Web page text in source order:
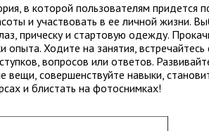
в которой пользователям придется
и участвовать в ее личной жизни.
прическу и стартовую одежду.
опыта. Ходите на занятия,
вопросов или ответов.
совершенствуйте навыки,
и блистать на фотоснимках!